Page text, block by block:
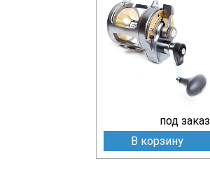
под заказ
В корзину